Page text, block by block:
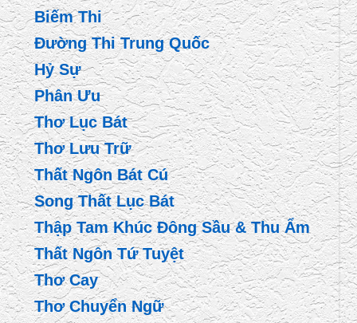
Biếm Thi
Đường Thi Trung Quốc
Hỷ Sự
Phân Ưu
Thơ Lục Bát
Thơ Lưu Trữ
Thất Ngôn Bát Cú
Song Thất Lục Bát
Thập Tam Khúc Đông Sầu & Thu Ẩm
Thất Ngôn Tứ Tuyệt
Thơ Cay
Thơ Chuyển Ngữ